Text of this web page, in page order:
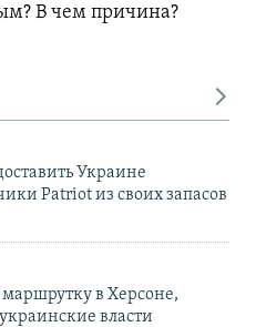
В чем причина?
Украине
Patriot из своих запасов
в Херсоне,
власти